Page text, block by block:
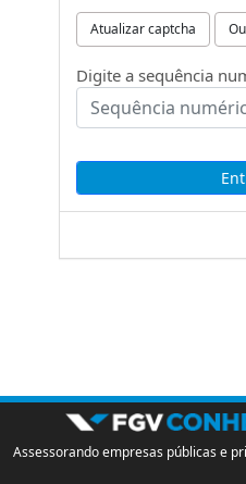
Atualizar captcha
Digite a sequência
Assessorando empresas públicas e